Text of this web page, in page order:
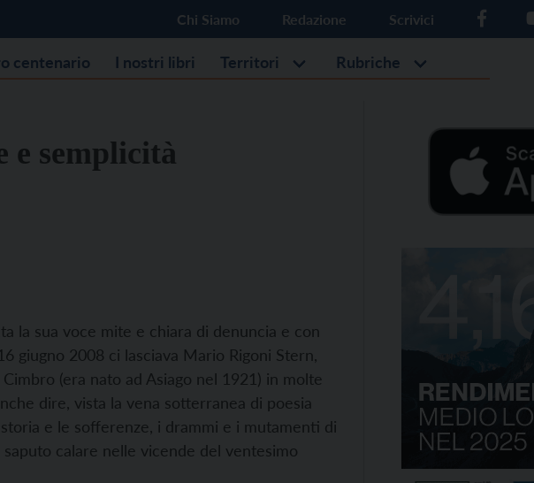
Chi Siamo Redazione Scrivici
centenario I nostri libri Territori Rubriche
e semplicità
la sua voce mite e chiara di denuncia e con
giugno 2008 ci lasciava Mario Rigoni Stern,
(era nato ad Asiago nel 1921) in molte
dire, vista la vena sotterranea di poesia
e le sofferenze, i drammi e i mutamenti di
calare nelle vicende del ventesimo